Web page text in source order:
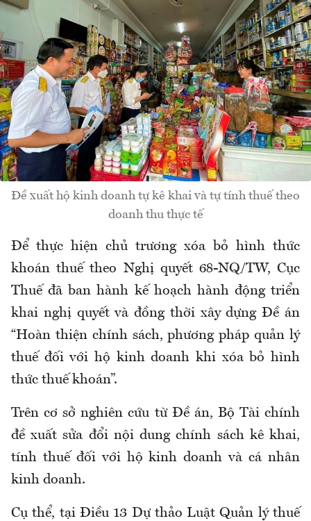
Đề xuất hộ kinh doanh tự kê khai và tự tính thuế theo
doanh thu thực tế
Để thực hiện chủ trương xóa bỏ hình thức
khoán thuế theo Nghị quyết 68-NQ/TW, Cục
Thuế đã ban hành kế hoạch hành động triển
khai nghị quyết và đồng thời xây dựng Đề án
“Hoàn thiện chính sách, phương pháp quản lý
thuế đối với hộ kinh doanh khi xóa bỏ hình
thức thuế khoán”.
Trên cơ sở nghiên cứu từ Đề án, Bộ Tài chính
đề xuất sửa đổi nội dung chính sách kê khai,
tính thuế đối với hộ kinh doanh và cá nhân
kinh doanh.
Cụ thể, tại Điều 13 Dự thảo Luật Quản lý thuế